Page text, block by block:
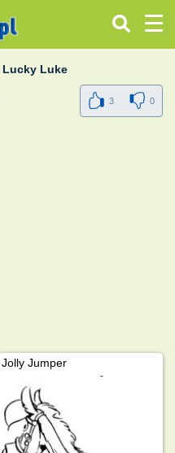
Lucky Luke
3 0
Jolly Jumper